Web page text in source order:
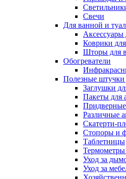
Свечи
Для ванной и
Аксессуары
Коврики
Шторы для
Обогреватели
Полезные штучки
Заглушки
Пакеты для
Различные
Скатерти-
Стопоры и
Таблетницы
Уход за
Уход за